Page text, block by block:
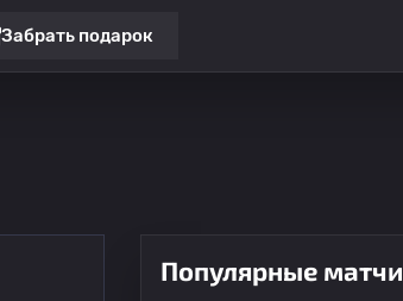
Забрать подарок
Популярные матчи